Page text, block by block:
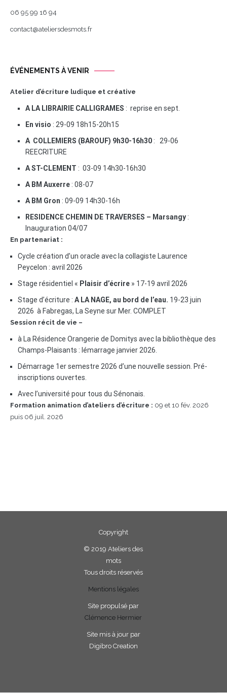
06 95 99 16 94
contact@ateliersdesmots.fr
ÉVÉNEMENTS À VENIR
Atelier d’écriture ludique et créative
A LA LIBRAIRIE CALLIGRAMES : reprise en sept.
En visio : 29-09 18h15-20h15
A COLLEMIERS (BAROUF) 9h30-16h30 : 29-06
REECRITURE
A ST-CLEMENT : 03-09 14h30-16h30
A BM Auxerre : 08-07
A BM Gron : 09-09 14h30-16h
RESIDENCE CHEMIN DE TRAVERSES – Marsangy :
Inauguration 04/07
En partenariat :
Cycle création d’un oracle avec la collagiste Laurence
Peycelon : avril 2026
Stage résidentiel « Plaisir d’écrire » 17-19 avril 2026
Stage d’écriture : A LA NAGE, au bord de l’eau. 19-23 juin
2026 à Fabregas, La Seyne sur Mer. COMPLET
Session récit de vie –
à La Résidence Orangerie de Domitys avec la bibliothèque des
Champs-Plaisants : lémarrage janvier 2026.
Démarrage 1er semestre 2026 d’une nouvelle session. Pré-
inscriptions ouvertes.
Avec l’université pour tous du Sénonais.
Formation animation d’ateliers d’écriture : 09 et 10 fév. 2026
puis 06 juil. 2026
Copyright
© 2019 Ateliers des
mots
Tous droits réservés
Mentions légales
Site propulsé par
Clémence Hermier
Site mis à jour par
Digibro Creation